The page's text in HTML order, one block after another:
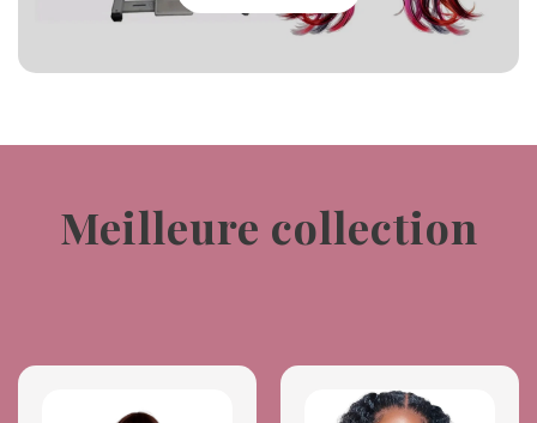
Meilleure collection